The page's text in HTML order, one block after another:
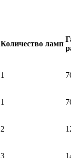
Количество ламп
1
1
2
3